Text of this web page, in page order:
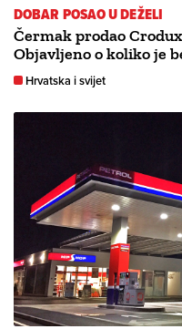
DOBAR POSAO U DEŽELI
Čermak prodao
Objavljeno o koliko je
Hrvatska i svijet